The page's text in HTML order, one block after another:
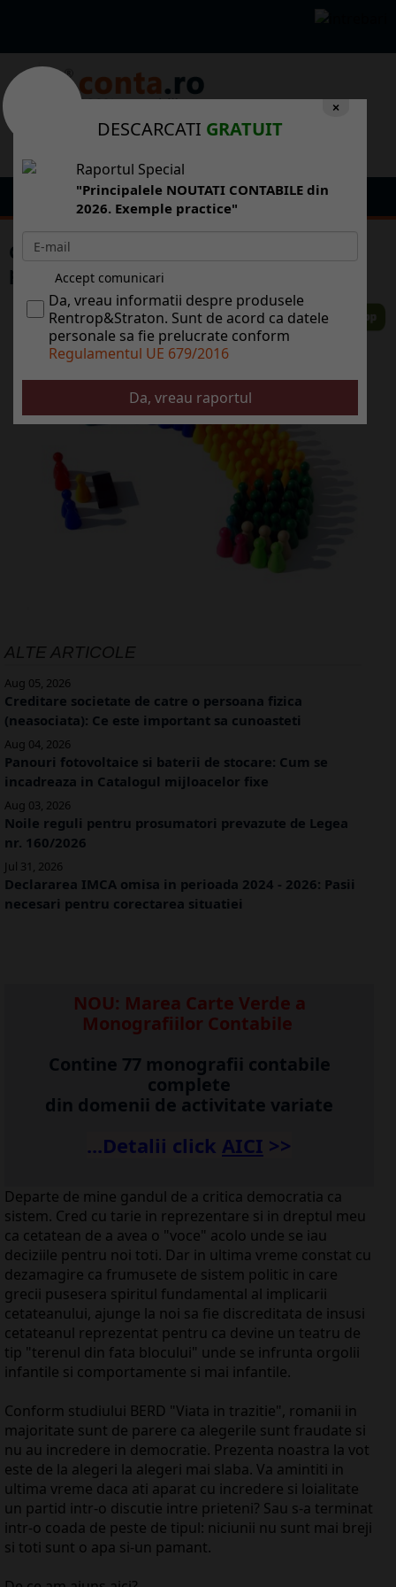
Cum ajunge democratia sa fie contra-
productiva
ALTE ARTICOLE
Aug 05, 2026
Creditare societate de catre o persoana fizica
(neasociata): Ce este important sa cunoasteti
Aug 04, 2026
Panouri fotovoltaice si baterii de stocare: Cum se
incadreaza in Catalogul mijloacelor fixe
Aug 03, 2026
Noile reguli pentru prosumatori prevazute de Legea
nr. 160/2026
Jul 31, 2026
Declararea IMCA omisa in perioada 2024 - 2026: Pasii
necesari pentru corectarea situatiei
NOU: Marea Carte Verde a
Monografiilor Contabile
Contine 77 monografii contabile
complete
din domenii de activitate variate
...Detalii click AICI >>
Departe de mine gandul de a critica democratia ca
sistem. Cred cu tarie in reprezentare si in dreptul meu
ca cetatean de a avea o "voce" acolo unde se iau
deciziile pentru noi toti. Dar in ultima vreme constat cu
dezamagire ca frumusete de sistem politic in care
grecii pusesera spiritul fundamental al implicarii
cetateanului, ajunge la noi sa fie discreditata de insusi
cetateanul reprezentat pentru ca devine un teatru de
tip "terenul din fata blocului" unde se infrunta orgolii
infantile si comportamente si mai infantile.
Conform studiului BERD "Viata in trazitie", romanii in
majoritate sunt de parere ca alegerile sunt fraudate si
nu au incredere in democratie. Prezenta noastra la vot
este de la alegeri la alegeri mai slaba. Va amintiti in
ultima vreme daca ati aparat cu incredere si loialitate
un partid intr-o discutie intre prieteni? Sau s-a terminat
intr-o coada de peste de tipul: niciunii nu sunt mai breji
si toti sunt o apa si-un pamant.
×
DESCARCATI GRATUIT
Raportul Special
"Principalele NOUTATI CONTABILE din
2026. Exemple practice"
Accept comunicari
Da, vreau informatii despre produsele
Rentrop&Straton. Sunt de acord ca datele
personale sa fie prelucrate conform
Regulamentul UE 679/2016